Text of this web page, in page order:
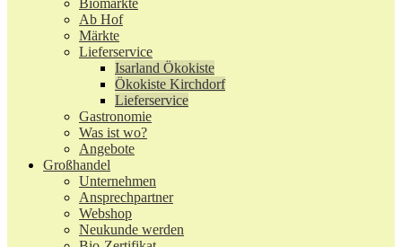
Biomärkte
Ab Hof
Märkte
Lieferservice
Isarland Ökokiste
Ökokiste Kirchdorf
Lieferservice
Gastronomie
Was ist wo?
Angebote
Großhandel
Unternehmen
Ansprechpartner
Webshop
Neukunde werden